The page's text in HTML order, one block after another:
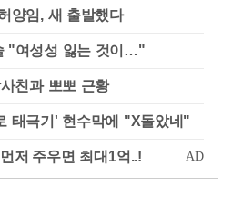
양임, 새 출발했다
"여성성 잃는 것이…"
친과 뽀뽀 근황
태극기' 현수막에 "X돌았네"